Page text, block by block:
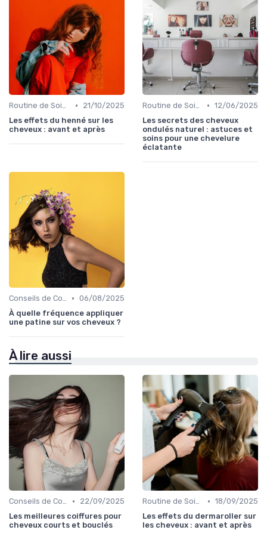
Routine de Soins pour Cheveux Bouclés •
21/10/2025
Les effets du henné sur les
cheveux : avant et après
Routine de Soins pour Cheveux Bouclés • 12/06/2025
Les secrets des cheveux
ondulés naturel : astuces et
soins pour une chevelure
éclatante
Conseils de Coiffage • 06/08/2025
À quelle fréquence appliquer
une patine sur vos cheveux ?
À lire aussi
Conseils de Coiffage •
22/09/2025
Les meilleures coiffures pour
cheveux courts et bouclés
Routine de Soins pour Cheveux Bouclés • 18/09/2025
Les effets du dermaroller sur
les cheveux : avant et après